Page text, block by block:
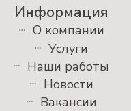
Информация
О компании
Услуги
Наши работы
Новости
Вакансии